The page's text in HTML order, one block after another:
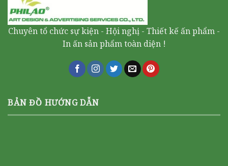
Chuyên tổ chức sự kiện - Hội nghị - Thiết kế ấn phẩm -
In ấn sản phẩm toàn diện !
BẢN ĐỒ HƯỚNG DẪN